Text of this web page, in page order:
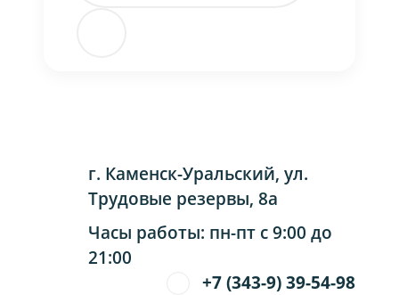
г. Каменск-Уральский, ул.
Трудовые резервы, 8а
Часы работы: пн-пт с 9:00 до
21:00
+7 (343-9) 39-54-98